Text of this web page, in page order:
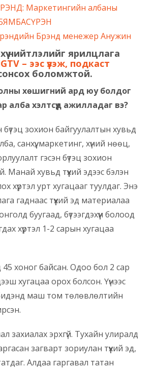
Маркетингийн албаны
Брэнд менежер Анужин
нийтлэлийг ярилцлага
– ээс үзэж, подкаст
боломжтой.
хөшигний ард юу болдог
алба хэлтсүүд ажилладаг вэ?
бүтэц зохион байгуулалтын хувьд
санхүү, маркетинг, хүний нөөц,
гэсэн бүтэц зохион
Манай хувьд түүхий эдээс бэлэн
хүртэл урт хугацааг туулдаг. Энэ
гаднаас түүхий эд материалаа
буугаад, бүтээгдэхүүн болоод
хүртэл 1-2 сарын хугацаа
45 хоног байсан. Одоо бол 2 сар
хугацаа орох болсон. Үүнээс
маш том төлөвлөлтийн
захиалах эрхгүй. Тухайн улиралд
загварт зориулан түүхий эд,
Алдаа гаргавал татан